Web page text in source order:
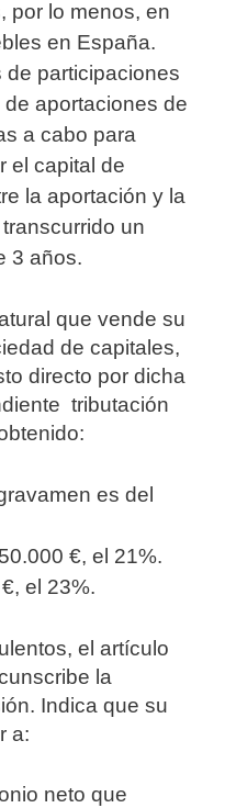
por lo menos, en
en España.
de participaciones
aportaciones de
a cabo para
el capital de
la aportación y la
un
3 años.
que vende su
de capitales,
directo por dicha
tributación
es del
€, el 21%.
el 23%.
el artículo
la
Indica que su
a:
neto que